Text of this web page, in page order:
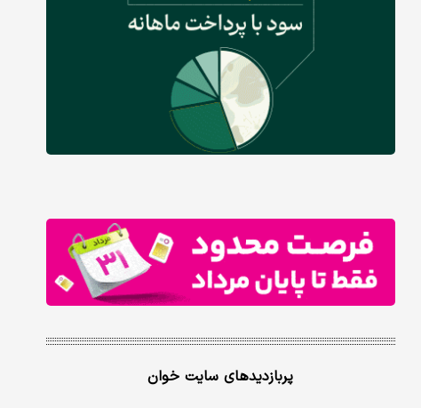
پربازدیدهای سایت خوان